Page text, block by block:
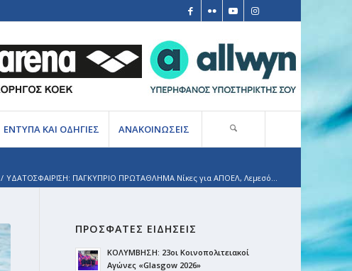
ΕΝΤΥΠΑ ΚΑΙ ΟΔΗΓΙΕΣ ΑΝΑΚΟΙΝΩΣΕΙΣ
/ ΥΔΑΤΟΣΦΑΙΡΙΣΗ: ΠΑΓΚΥΠΡΙΟ ΠΡΩΤΑΘΛΗΜΑ Νίκες για ΑΠΟΕΛ, Λεμεσό...
ΠΡΟΣΦΑΤΕΣ ΕΙΔΗΣΕΙΣ
ΚΟΛΥΜΒΗΣΗ: 23οι Κοινοπολιτειακοί
Αγώνες «Glasgow 2026»